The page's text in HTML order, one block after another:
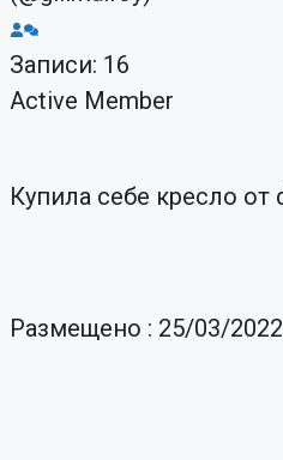
Записи: 16
Active Member
Купила себе кресло от
Размещено : 25/03/